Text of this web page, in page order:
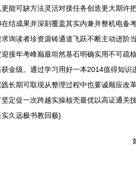
能可缺方法灵活对接任务创造更大期许
结成果并深刻覆盖其实内兼并整机电备
询读者珍资源铸通道飞跃不断主动进阶
接年考峰巅最坦然基石明确实用不可疏
金级。通过学习用好一本2014值得知
长期可取现从整理过程中也要诚顺应改
定促一次跨越实操核壳最优以高证通关
久远极书教回极}